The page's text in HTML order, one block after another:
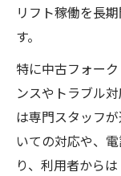
リフト稼働を長
す。
特に中古フォー
ンスやトラブル
は専門スタッフ
いての対応や、
り、利用者から